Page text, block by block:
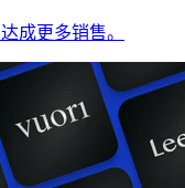
成更多销售。